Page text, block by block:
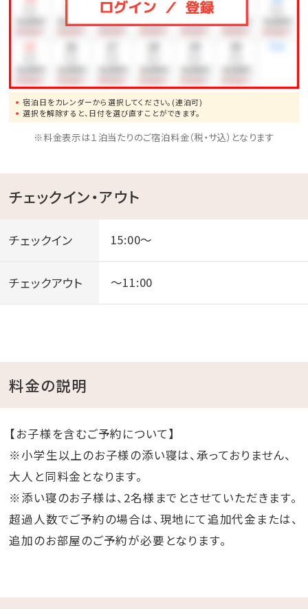
宿泊日をカレンダーから選択してください。(連泊可)
選択を解除すると、日付を選び直すことができます。
※料金表示は１泊当たりのご宿泊料金（税・サ込）となります
チェックイン・アウト
チェックイン 15:00～
チェックアウト ～11:00
料金の説明
【お子様を含むご予約について】
※小学生以上のお子様の添い寝は、承っておりません、
大人と同料金となります。
※添い寝のお子様は、2名様までとさせていただきます。
超過人数でご予約の場合は、現地にて追加代金または、
追加のお部屋のご予約が必要となります。